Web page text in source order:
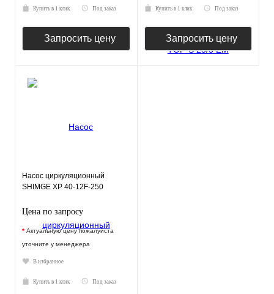
Купить в 1 клик Под заказ
Запросить цену
Купить в 1 клик Под заказ
Запросить цену
Насос циркуляционный
SHIMGE XP 40-12F-250
Цена по запросу
* Актуальную цену пожалуйста
уточните у менеджера
В избранное
Купить в 1 клик Под заказ